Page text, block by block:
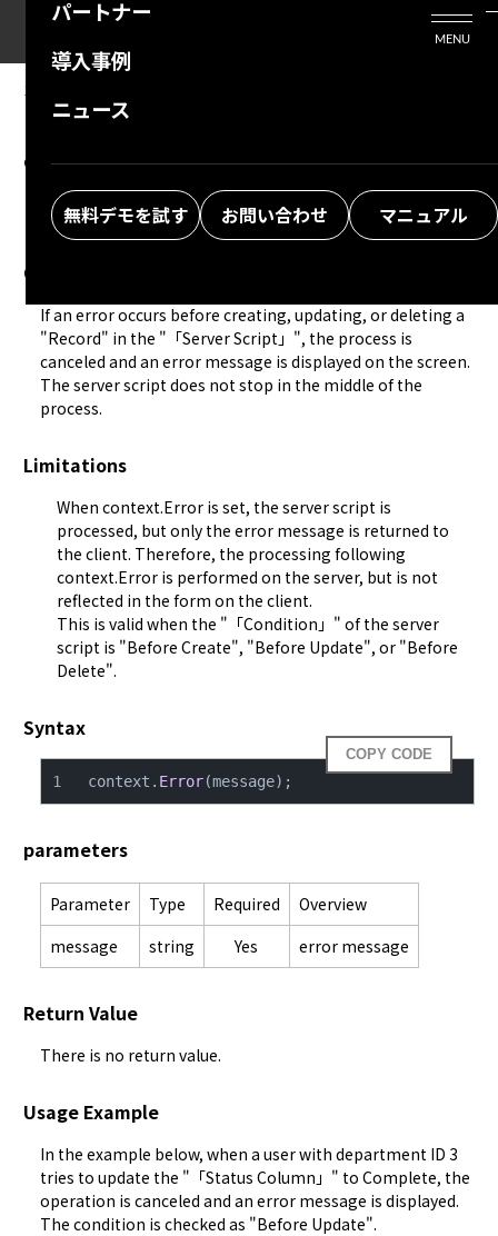
パートナー
導入事例
ニュース
無料デモを試す お問い合わせ マニュアル
MENU
10.04.2024
Developer Function: Server Script:
context.Error
Overview
If an error occurs before creating, updating, or deleting a
"Record" in the "「Server Script」", the process is
canceled and an error message is displayed on the screen.
The server script does not stop in the middle of the
process.
Limitations
When context.Error is set, the server script is
processed, but only the error message is returned to
the client. Therefore, the processing following
context.Error is performed on the server, but is not
reflected in the form on the client.
This is valid when the "「Condition」" of the server
script is "Before Create", "Before Update", or "Before
Delete".
Syntax
COPY CODE
context. Error(message);
parameters
Parameter Type Required
Overview
message
string Yes error message
Return Value
There is no return value.
Usage Example
In the example below, when a user with department ID 3
tries to update the "「Status Column」" to Complete, the
operation is canceled and an error message is displayed.
The condition is checked as "Before Update".